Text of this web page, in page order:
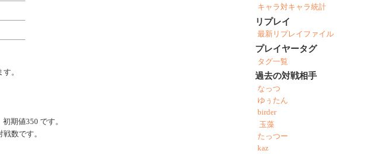
。
期値350 です。
数です。
キャラ対キャラ統計
リプレイ
最新リプレイファイル
プレイヤータグ
タグ一覧
過去の対戦相手
なっつ
ゆぅたん
birder
玉藻
たっつー
kaz